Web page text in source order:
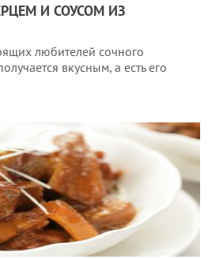
И СОУСОМ ИЗ
любителей сочного
вкусным, а есть его